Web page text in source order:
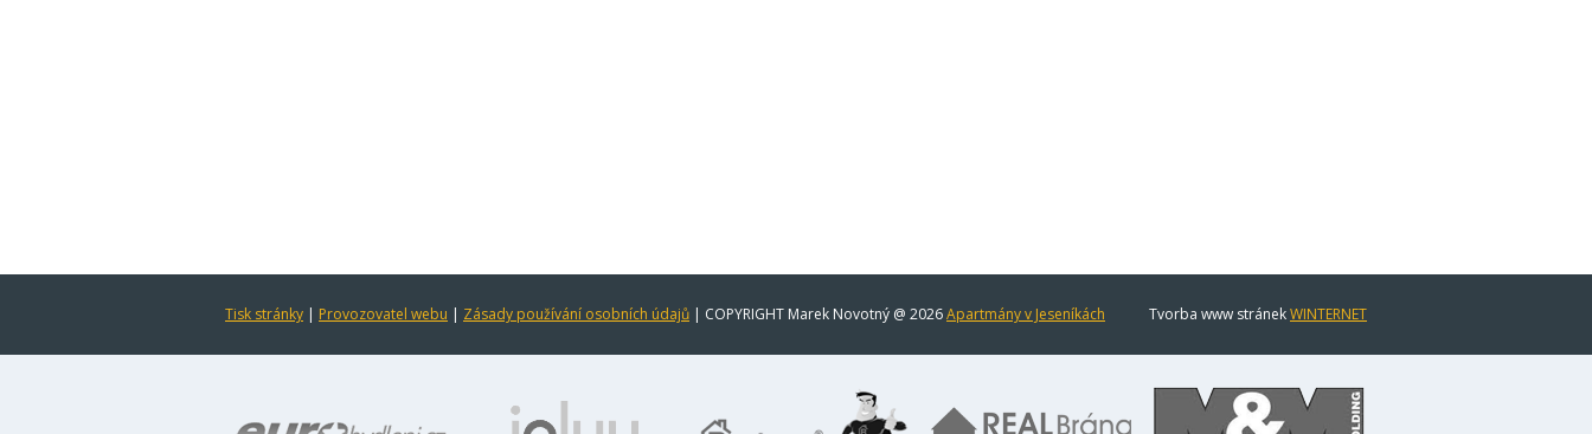
Tisk stránky | Provozovatel webu | Zásady používání osobních údajů | COPYRIGHT Marek Novotný @ 2026Apartmány v Jeseníkách Tvorba www stránekWINTERNET